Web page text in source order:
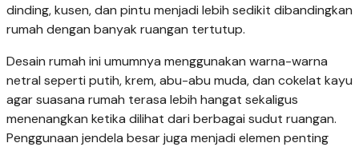
dinding, kusen, dan pintu menjadi lebih sedikit dibandingkan
rumah dengan banyak ruangan tertutup.
Desain rumah ini umumnya menggunakan warna-warna
netral seperti putih, krem, abu-abu muda, dan cokelat kayu
agar suasana rumah terasa lebih hangat sekaligus
menenangkan ketika dilihat dari berbagai sudut ruangan.
Penggunaan jendela besar juga menjadi elemen penting